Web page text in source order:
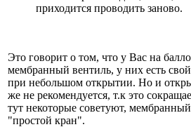
приходится проводить заново.
Это говорит о том, что у Вас на
мембранный вентиль, у них есть
при небольшом открытии. Но и
же не рекомендуется, т.к это
тут некоторые советуют,
"простой кран".